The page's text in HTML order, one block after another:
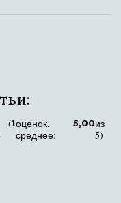
(1оценок,
среднее:
5,00из
5)